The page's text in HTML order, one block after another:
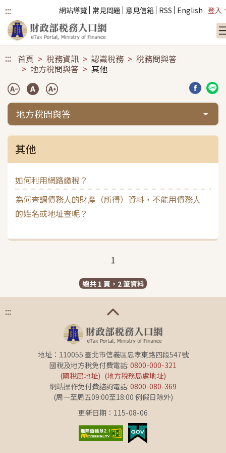
::: 網站導覽 常見問題 意見信箱 RSS English 登入
::: 首頁 稅務資訊 認識稅務
稅務問與答
地方稅問與答
其他
分享到
分
地方稅問與答
其他
如何利用網路繳稅？
為何查調債務人的財產（所得）資料，不能用債務人
的姓名或地址查呢？
1
總共 1 頁，2 筆資料
:::
地址：110055 臺北市信義區忠孝東路四段547號
國稅及地方稅免付費電話: 0800-000-321
(國稅局地址) (地方稅務局處地址)
網站操作免付費諮詢電話: 0800-080-369
(周一至周五09:00至18:00 例假日除外)
更新日期：115-08-06